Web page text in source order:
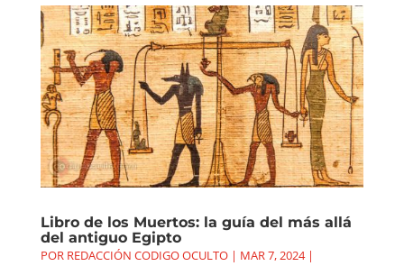
Libro de los Muertos: la guía del más allá
del antiguo Egipto
POR REDACCIÓN CODIGO OCULTO| MAR 7, 2024|